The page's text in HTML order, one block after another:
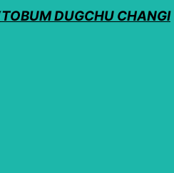
TOBUM DUGCHU CHANGI